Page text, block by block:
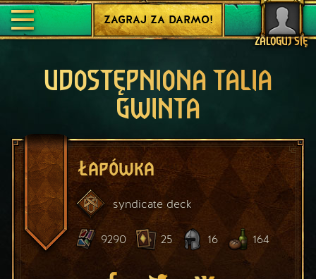
ZALOGUJ SIĘ
ZAGRAJ ZA DARMO!
UDOSTĘPNIONA TALIA
GWINTA
Łapówka
syndicate deck
9290 25 16 164